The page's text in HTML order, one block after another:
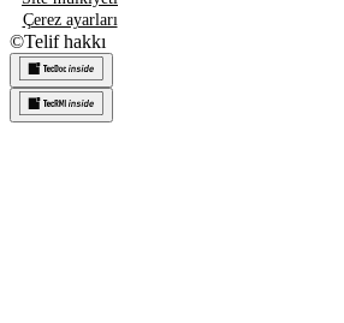
Çerez ayarları
©Telif hakkı